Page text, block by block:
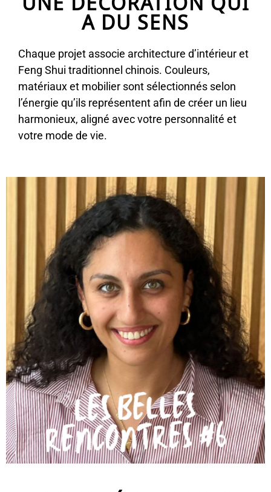
UNE DÉCORATION QUI
A DU SENS
Chaque projet associe architecture d’intérieur et
Feng Shui traditionnel chinois. Couleurs,
matériaux et mobilier sont sélectionnés selon
l’énergie qu’ils représentent afin de créer un lieu
harmonieux, aligné avec votre personnalité et
votre mode de vie.